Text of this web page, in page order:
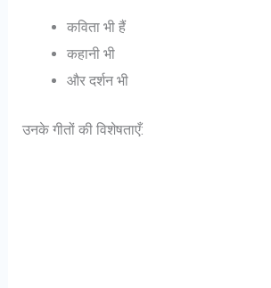
कविता भी हैं
कहानी भी
और दर्शन भी
उनके गीतों की विशेषताएँ: